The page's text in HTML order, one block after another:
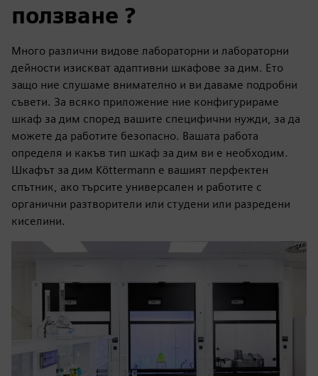
ползване ?
Много различни видове лабораторни и лабораторни
дейности изискват адаптивни шкафове за дим. Ето
защо ние слушаме внимателно и ви даваме подробни
съвети. За всяко приложение ние конфигурираме
шкаф за дим според вашите специфични нужди, за да
можете да работите безопасно. Вашата работа
определя и какъв тип шкаф за дим ви е необходим.
Шкафът за дим Köttermann е вашият перфектен
спътник, ако търсите универсален и работите с
органични разтворители или студени или разредени
киселини.